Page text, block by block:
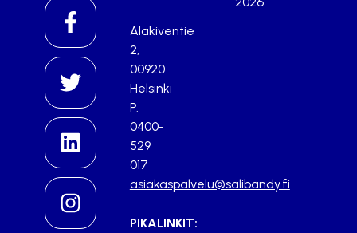
Alakiventie
2,
00920
Helsinki
P.
0400-
529
017
asiakaspalvelu@salibandy.fi
PIKALINKIT: